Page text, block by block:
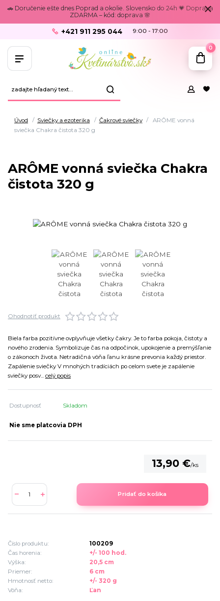
🚗 Doručenie ešte dnes Poprad a okolie. Slovensko do 24h 💗 Doprava
ZDARMA – kód: doprava 🌸
+421 911 295 044 9:00 - 17:00
0
Úvod Sviečky a ezoterika Čakrové sviečky
ARÔME vonná
sviečka Chakra čistota 320 g
ARÔME vonná sviečka Chakra
čistota 320 g
Ohodnotiť produkt
Biela farba pozitívne ovplyvňuje všetky čakry. Je to farba pokoja, čistoty a
nového zrodenia. Symbolizuje čas na odpočinok, upokojenie a premýšľanie
o zákonoch života. Netradičná vôňa ľanu krásne prevonia každý priestor.
Zapálenie sviečky V mnohých tradíciách po celom svete je zapálenie
sviečky posv... celý popis
Dostupnosť Skladom
Nie sme platcovia DPH
13,90 €/ks
Pridať do košíka
Číslo produktu:
100209
Čas horenia:
+/- 100 hod.
Výška:
20,5 cm
Priemer:
6 cm
Hmotnosť netto:
+/- 320 g
Vôňa:
Ľan